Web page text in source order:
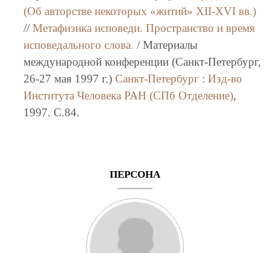
(Об авторстве некоторых «житий» XII-XVI вв.)
// Метафизика исповеди. Пространство и время
исповедального слова. / Материалы
международной конференции (Санкт-Петербург,
26-27 мая 1997 г.) Санкт-Петербург: Изд-во
Института Человека РАН (СПб Отделение),
1997. C.84.
ПЕРСОНА